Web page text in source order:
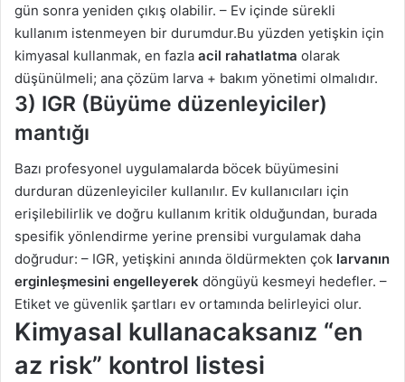
gün sonra yeniden çıkış olabilir. – Ev içinde sürekli
kullanım istenmeyen bir durumdur.Bu yüzden yetişkin için
kimyasal kullanmak, en fazla acil rahatlatma olarak
düşünülmeli; ana çözüm larva + bakım yönetimi olmalıdır.
3) IGR (Büyüme düzenleyiciler)
mantığı
Bazı profesyonel uygulamalarda böcek büyümesini
durduran düzenleyiciler kullanılır. Ev kullanıcıları için
erişilebilirlik ve doğru kullanım kritik olduğundan, burada
spesifik yönlendirme yerine prensibi vurgulamak daha
doğrudur: – IGR, yetişkini anında öldürmekten çok larvanın
erginleşmesini engelleyerek döngüyü kesmeyi hedefler. –
Etiket ve güvenlik şartları ev ortamında belirleyici olur.
Kimyasal kullanacaksanız “en
az risk” kontrol listesi